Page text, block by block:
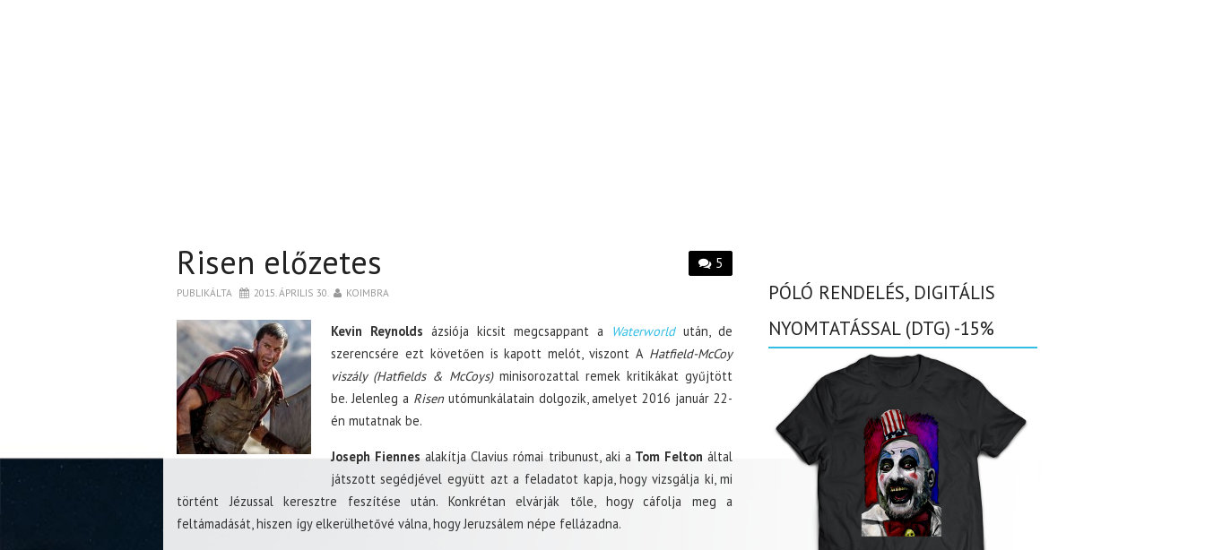
5
Risen előzetes
PUBLIKÁLTA 2015. ÁPRILIS 30. KOIMBRA
Kevin Reynolds ázsiója kicsit megcsappant a Waterworldután, de
szerencsére ezt követően is kapott melót, viszont AHatfield-McCoy
viszály (Hatfields & McCoys)minisorozattal remek kritikákat gyűjtött
be. Jelenleg a Risenutómunkálatain dolgozik, amelyet 2016 január 22-
én mutatnak be.
Joseph Fiennes alakítja Clavius római tribunust, aki aTom Felton által
játszott segédjével együtt azt a feladatot kapja, hogy vizsgálja ki, mi
történt Jézussal keresztre feszítése után. Konkrétan elvárják tőle, hogy cáfolja meg a
feltámadását, hiszen így elkerülhetővé válna, hogy Jeruzsálem népe fellázadna.
PÓLÓ RENDELÉS, DIGITÁLIS
NYOMTATÁSSAL (DTG) -15%